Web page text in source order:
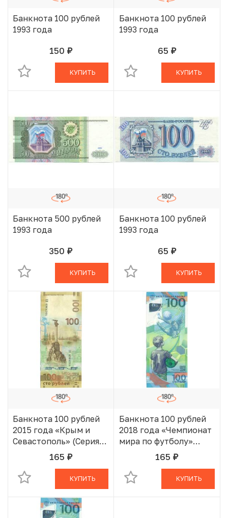
Банкнота 100 рублей
1993 года
150 руб.
В КОРЗИНЕ
КУПИТЬ
Банкнота 100 рублей
1993 года
65 руб.
В КОРЗИНЕ
КУПИТЬ
Банкнота 500 рублей
1993 года
350 руб.
В КОРЗИНЕ
КУПИТЬ
Банкнота 100 рублей
1993 года
65 руб.
В КОРЗИНЕ
КУПИТЬ
Банкнота 100 рублей
2015 года «Крым и
Севастополь» (Серия
165 руб.
В КОРЗИНЕ
КУПИТЬ
Банкнота 100 рублей
2018 года «Чемпионат
мира по футболу»
Серия АА165 руб.
В КОРЗИНЕ
КУПИТЬ